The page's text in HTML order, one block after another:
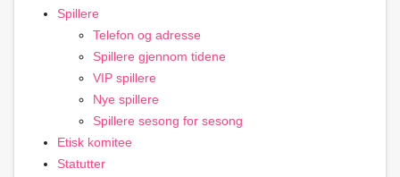
Spillere
Telefon og adresse
Spillere gjennom tidene
VIP spillere
Nye spillere
Spillere sesong for sesong
Etisk komitee
Statutter